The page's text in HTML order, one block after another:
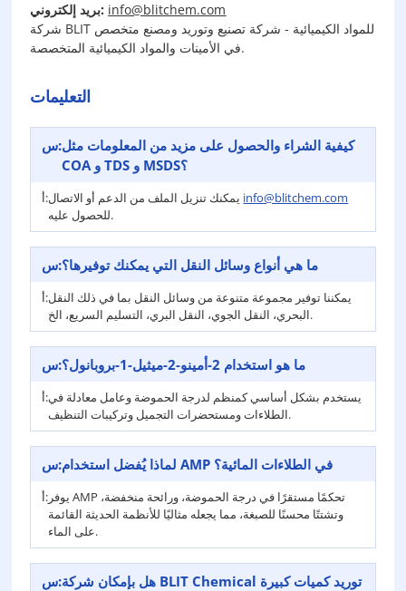
بريد إلكتروني: info@blitchem.com
شركة BLIT للمواد الكيميائية - شركة تصنيع وتوريد ومصنع متخصص
في الأمينات والمواد الكيميائية المتخصصة.
التعليمات
س:كيفية الشراء والحصول على مزيد من المعلومات مثل
COA و TDS و MSDS؟
أ:
info@blitchem.com
للحصول عليه.
س:ما هي أنواع وسائل النقل التي يمكنك توفيرها؟
أ:يمكننا توفير مجموعة متنوعة من وسائل النقل بما في ذلك النقل
البحري، النقل الجوي، النقل البري، التسليم السريع، الخ.
س: ما هو استخدام 2-أمينو-2-ميثيل-1-بروبانول؟
أ:يستخدم بشكل أساسي كمنظم لدرجة الحموضة وعامل معادلة في
الطلاءات ومستحضرات التجميل وتركيبات التنظيف.
س: لماذا يُفضل استخدام AMP في الطلاءات المائية؟
أ: يوفر AMP تحكمًا مستقرًا في درجة الحموضة، ورائحة منخفضة،
وتشتتًا محسنًا للصبغة، مما يجعله مثاليًا للأنظمة الحديثة القائمة
على الماء.
س:هل بإمكان شركة BLIT Chemical توريد كميات كبيرة